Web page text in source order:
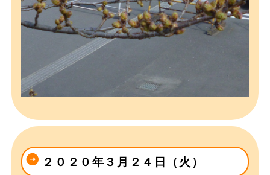
２０２０年３月２４日（火）